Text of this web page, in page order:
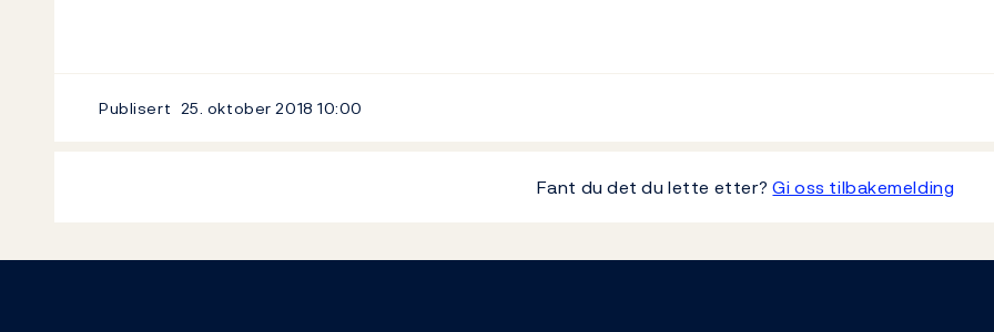
Publisert 25. oktober 201810:00
Fant du det du lette etter?Gi oss tilbakemelding